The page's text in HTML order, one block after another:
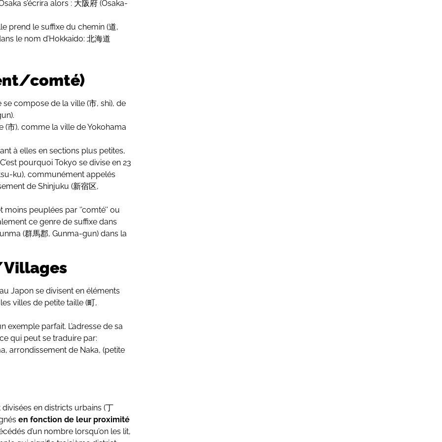
s’écrira alors : 大阪府 (Osaka-
prend le suffixe du chemin (道,
le nom d’Hokkaido: 北海道
comté)
compose de la ville (市, shi), de
(市), comme la ville de Yokohama
à elles en sections plus petites,
pourquoi Tokyo se divise en 23
ku), communément appelés
de Shinjuku (新宿区,
peuplées par ‘’comté’’ ou
ce genre de suffixe dans
(群馬郡, Gunma-gun) dans la
Japon se divisent en éléments
villes de petite taille (町,
exemple parfait. L’adresse de sa
qui peut se traduire par:
arrondissement de Naka, (petite
en districts urbains (丁
en fonction de leur proximité
d’un nombre lorsqu’on les lit,